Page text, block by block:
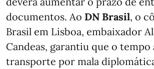
documentos. Ao DN Brasil, o
Brasil em Lisboa, embaixador
Candeas, garantiu que o
transporte por mala